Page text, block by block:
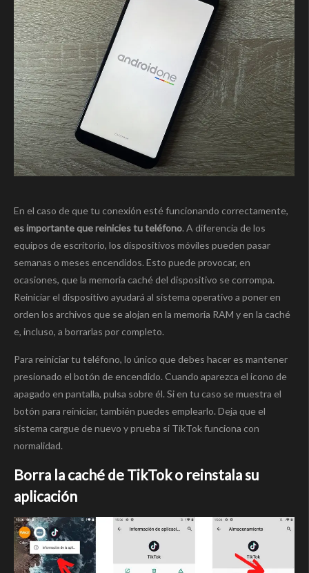
En el caso de que tu conexión esté funcionando correctamente,
es importante que reinicies tu teléfono. A diferencia de los
equipos de escritorio, los dispositivos móviles pueden pasar
semanas o meses encendidos. Esto puede provocar, en
ocasiones, que la memoria caché del dispositivo se corrompa.
Reiniciar el dispositivo ayudará al sistema operativo a poner en
orden los archivos que se alojan en la memoria RAM y en la caché
e, incluso, a borrarlas por completo.
Para reiniciar tu teléfono, lo único que debes hacer es mantener
presionado el botón de encendido. Cuando aparezca el icono de
apagado en pantalla, pulsa sobre él. Si en tu caso se muestra el
botón para reiniciar, también puedes emplearlo. Deja que el
sistema cargue de nuevo y prueba si TikTok funciona con
normalidad.
Borra la caché de TikTok o reinstala su
aplicación